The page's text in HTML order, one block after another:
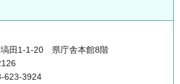
塙田1-1-20 県庁舎本館8階
623-3924